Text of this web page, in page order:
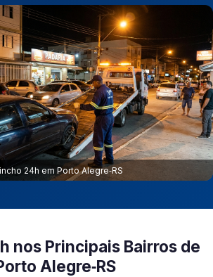
24h em Porto Alegre‑RS
nos Principais Bairros de
Alegre‑RS